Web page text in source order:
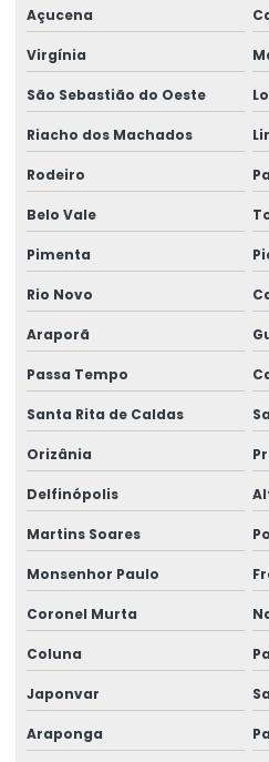
Açucena
Virgínia
São Sebastião do Oeste
Riacho dos Machados
Rodeiro
Belo Vale
Pimenta
Rio Novo
Araporã
Passa Tempo
Santa Rita de Caldas
Orizânia
Delfinópolis
Martins Soares
Monsenhor Paulo
Coronel Murta
Coluna
Japonvar
Araponga